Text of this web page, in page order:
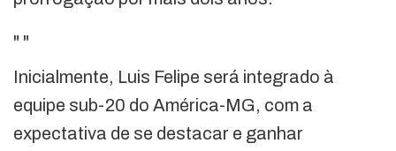
" "
Inicialmente, Luis Felipe será integrado à
equipe sub-20 do América-MG, com a
expectativa de se destacar e ganhar